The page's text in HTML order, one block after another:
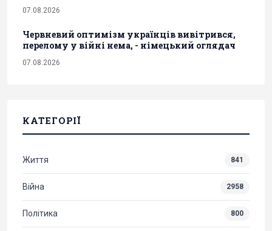
07.08.2026
Червневий оптимізм українців вивітрився,
перелому у війні нема, - німецький оглядач
07.08.2026
КАТЕГОРІЇ
Життя 841
Війна 2958
Політика 800